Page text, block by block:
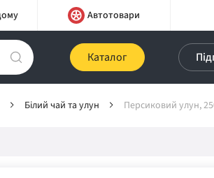
Автотовари
Каталог
Білий чай та улун Персиковий улун,